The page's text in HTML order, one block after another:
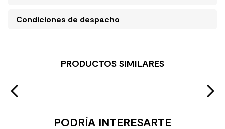
Condiciones de despacho
PRODUCTOS SIMILARES
PODRÍA INTERESARTE